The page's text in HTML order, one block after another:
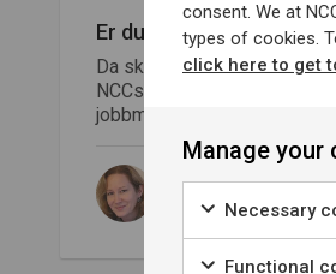
Er du student og vil
Da skal du vurdere
NCCs kompetanse- og
jobbmuligheter du har i
Christina Johansen
HR Spesialist
consent. We at
types of cookies.
click here to get
Manage
Necessary
Functional